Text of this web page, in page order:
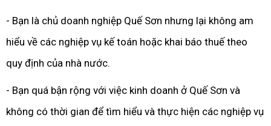
- Bạn là chủ doanh nghiệp Quế Sơn nhưng lại không am
hiểu về các nghiệp vụ kế toán hoặc khai báo thuế theo
quy định của nhà nước.
- Bạn quá bận rộng với việc kinh doanh ở Quế Sơn và
không có thời gian để tìm hiểu và thực hiện các nghiệp vụ